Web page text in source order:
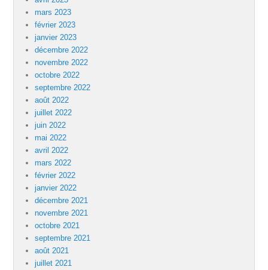
mars 2023
février 2023
janvier 2023
décembre 2022
novembre 2022
octobre 2022
septembre 2022
août 2022
juillet 2022
juin 2022
mai 2022
avril 2022
mars 2022
février 2022
janvier 2022
décembre 2021
novembre 2021
octobre 2021
septembre 2021
août 2021
juillet 2021